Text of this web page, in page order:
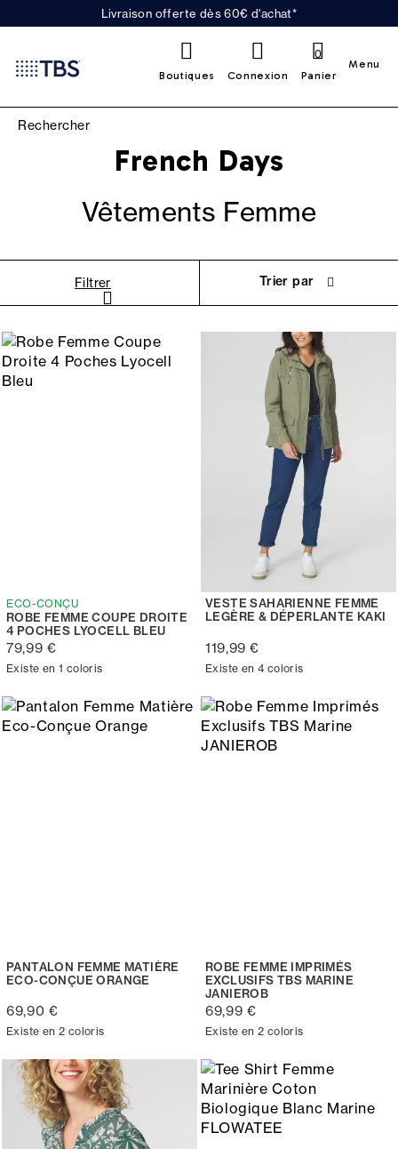
Livraison offerte dès 60€ d'achat*
Boutiques Connexion Panier
0
Menu
French Days
Vêtements Femme
Filtrer Trier par
ECO-CONÇU
ROBE FEMME COUPE DROITE
4 POCHES LYOCELL BLEU
79,99 €
Existe en 1 coloris
VESTE SAHARIENNE FEMME
LEGÈRE & DÉPERLANTE KAKI
119,99 €
Existe en 4 coloris
PANTALON FEMME MATIÈRE
ECO-CONÇUE ORANGE
69,90 €
Existe en 2 coloris
ROBE FEMME IMPRIMÉS
EXCLUSIFS TBS MARINE
JANIEROB
69,99 €
Existe en 2 coloris